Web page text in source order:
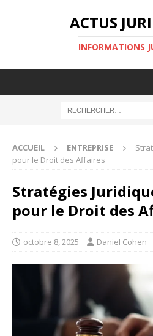
ACTUS
INFORMATIONS
ACCUEIL ENTREPRISE
pour le Droit des Affaires
Stratégies
pour le Droit des
octobre 8, 2025 Daniel Cohen